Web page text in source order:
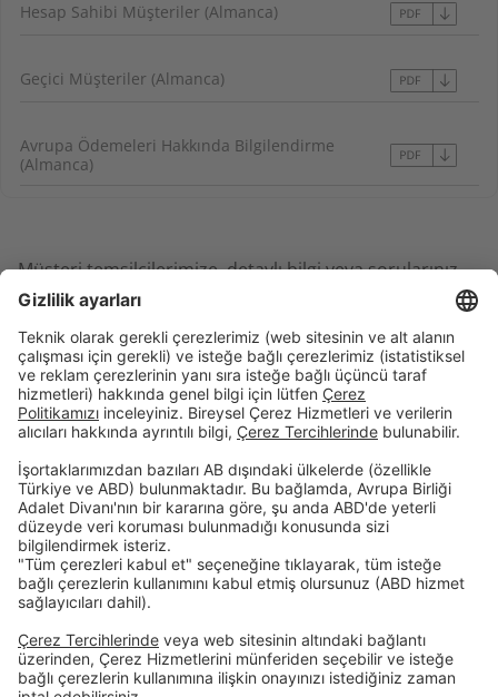
Hesap Sahibi Müşteriler (Almanca)
Geçici Müşteriler (Almanca)
Avrupa Ödemeleri Hakkında Bilgilendirme
(Almanca)
Müşteri temsilcilerimize, detaylı bilgi veya sorularınız
için0800 88 66 00
Birikim & FinansmanKurumsal Dijital BankacılıkÖncelikli Bankacılık
ŞubelerimizİletişimRandevu FormuFaiz Hesaplama Aracı
Hizmet Sözleşmeleri Tasarruf Mevduatı Güvencesi Gizlilik Politikası Güvenlik Resmi Tatil Günleri
Çerez Tercihleri